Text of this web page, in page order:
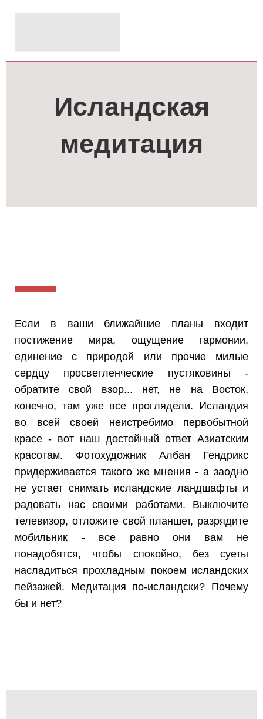
Исландская
медитация
Если в ваши ближайшие планы входит
постижение мира, ощущение гармонии,
единение с природой или прочие милые
сердцу просветленческие пустяковины -
обратите свой взор... нет, не на Восток,
конечно, там уже все проглядели. Исландия
во всей своей неистребимо первобытной
красе - вот наш достойный ответ Азиатским
красотам. Фотохудожник Албан Гендрикс
придерживается такого же мнения - а заодно
не устает снимать исландские ландшафты и
радовать нас своими работами. Выключите
телевизор, отложите свой планшет, разрядите
мобильник - все равно они вам не
понадобятся, чтобы спокойно, без суеты
насладиться прохладным покоем исландских
пейзажей. Медитация по-исландски? Почему
бы и нет?